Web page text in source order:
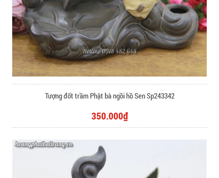
Tượng đốt trầm Phật bà ngồi hồ Sen Sp243342
350.000₫